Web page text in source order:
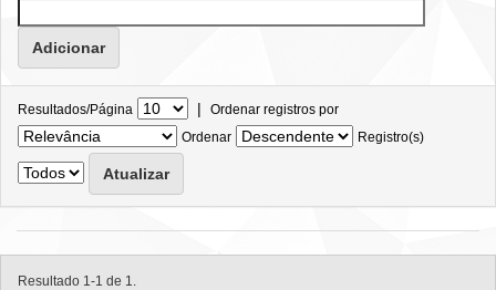
Resultados/Página | Ordenar registros por
Ordenar
Registro(s)
Resultado 1-1 de 1.